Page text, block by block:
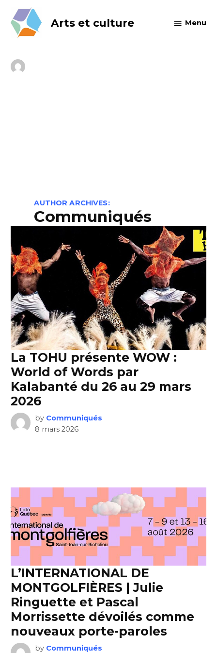
content
Arts et culture Menu
AUTHOR ARCHIVES:
Communiqués
La TOHU présente WOW :
World of Words par
Kalabanté du 26 au 29 mars
2026
by Communiqués
8 mars 2026
L’INTERNATIONAL DE
MONTGOLFIÈRES | Julie
Ringuette et Pascal
Morrissette dévoilés comme
nouveaux porte-paroles
by Communiqués